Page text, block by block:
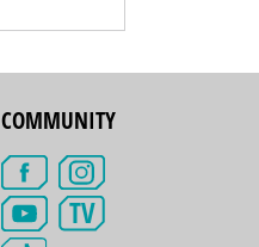
COMMUNITY
TV